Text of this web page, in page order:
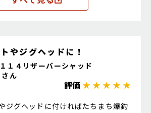
やジグヘッドに！
１４リザーバーシャッド
ん
評価★ ★ ★ ★ ★
ジグヘッドに付ければたちまち爆釣